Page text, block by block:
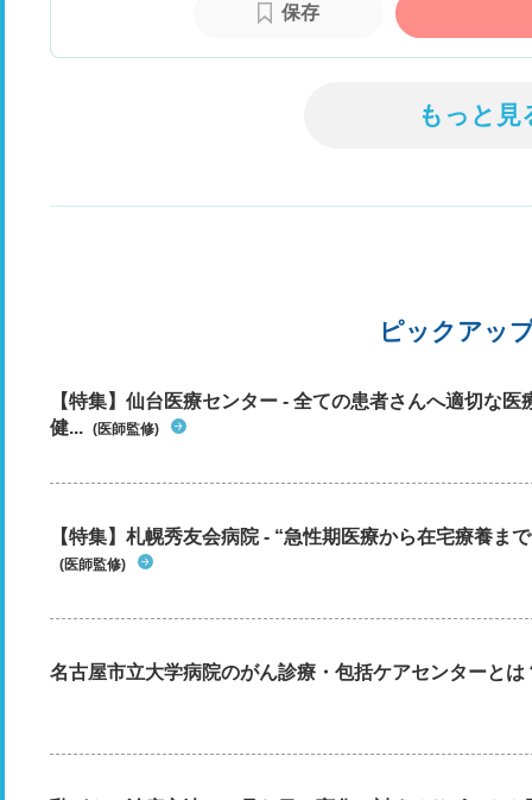
保存
もっと見
ピックアッ
【特集】仙台医療センター - 全ての患者さんへ適切な
健... (医師監修)
【特集】札幌秀友会病院 - “急性期医療から在宅療養ま
(医師監修)
名古屋市立大学病院のがん診療・包括ケアセンターとは